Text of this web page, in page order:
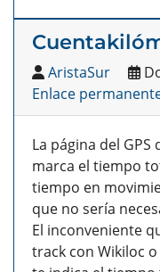
AristaSur
Enlace
La página del
marca el tiempo
tiempo en
que no sería
El inconveniente
track con Wikiloc